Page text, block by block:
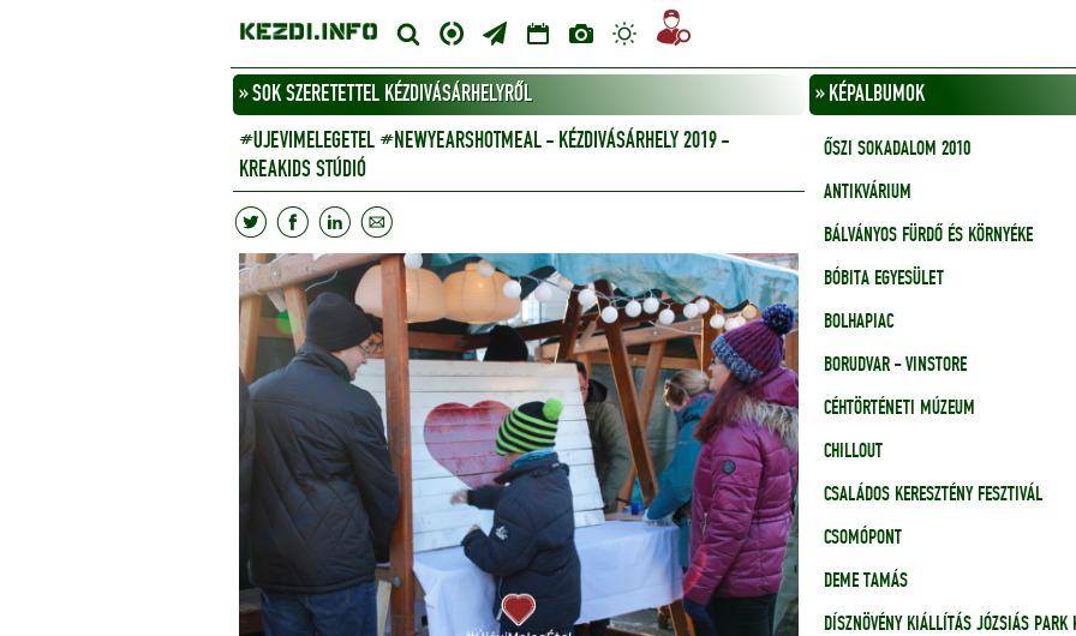
» SOK SZERETETTEL KÉZDIVÁSÁRHELYRŐL
#UJEVIMELEGETEL #NEWYEARSHOTMEAL - KÉZDIVÁSÁRHELY 2019 -
KREAKIDS STÚDIÓ
» KÉPALBUMOK
ŐSZI SOKADALOM 2010
ANTIKVÁRIUM
BÁLVÁNYOS FÜRDŐ ÉS KÖRNYÉKE
BÓBITA EGYESÜLET
BOLHAPIAC
BORUDVAR - VINSTORE
CÉHTÖRTÉNETI MÚZEUM
CHILLOUT
CSALÁDOS KERESZTÉNY FESZTIVÁL
CSOMÓPONT
DEME TAMÁS
DÍSZNÖVÉNY KIÁLLÍTÁS JÓZSIÁS PARK